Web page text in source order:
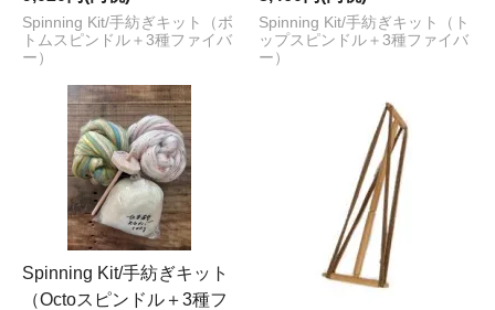
Spinning Kit/手紡ぎキット（ボ
トムスピンドル＋3種ファイバ
ー）
Spinning Kit/手紡ぎキット（ト
ップスピンドル＋3種ファイバ
ー）
Spinning Kit/手紡ぎキット
（Octoスピンドル＋3種フ